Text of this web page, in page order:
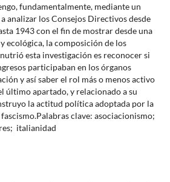
fundamentalmente, mediante un
analizar los Consejos Directivos desde
1943 con el fin de mostrar desde una
ecológica, la composición de los
esta investigación es reconocer si
participaban en los órganos
y así saber el rol más o menos activo
último apartado, y relacionado a su
la actitud política adoptada por la
clave: asociacionismo;
italianidad